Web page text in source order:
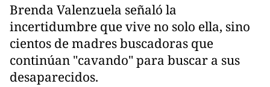
Brenda Valenzuela señaló la
incertidumbre que vive no solo ella, sino
cientos de madres buscadoras que
continúan "cavando" para buscar a sus
desaparecidos.